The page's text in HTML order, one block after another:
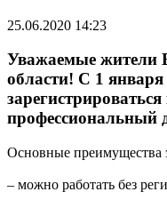
25.06.2020 14:23
Уважаемые жители
области! С 1
профессиональный
Основные преимущества
– можно работать без